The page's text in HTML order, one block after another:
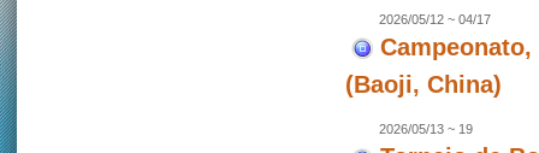
2026/05/12 ~ 04/17
(Baoji, China)
2026/05/13 ~ 19